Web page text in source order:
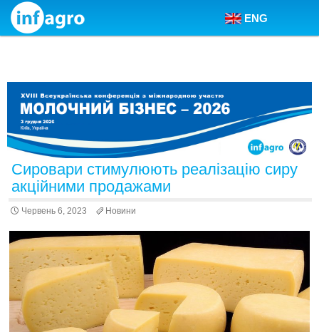
Skip to content
ENG
Сировари стимулюють реалізацію сиру
акційними продажами
Червень 6, 2023 Новини